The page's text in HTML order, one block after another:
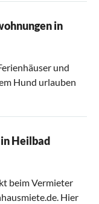
in
und
Hund urlauben
Heilbad
beim Vermieter
Hier